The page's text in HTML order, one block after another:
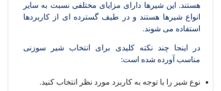
هستند. این شیرها دارای مزایای مختلفی نسبت به سایر
انواع شیرها هستند و در طیف گسترده ای از کاربردها
استفاده می شوند.
در اینجا چند نکته کلیدی برای انتخاب شیر سوزنی
مناسب آورده شده است:
نوع شیر را با توجه به کاربرد مورد نظر انتخاب کنید.